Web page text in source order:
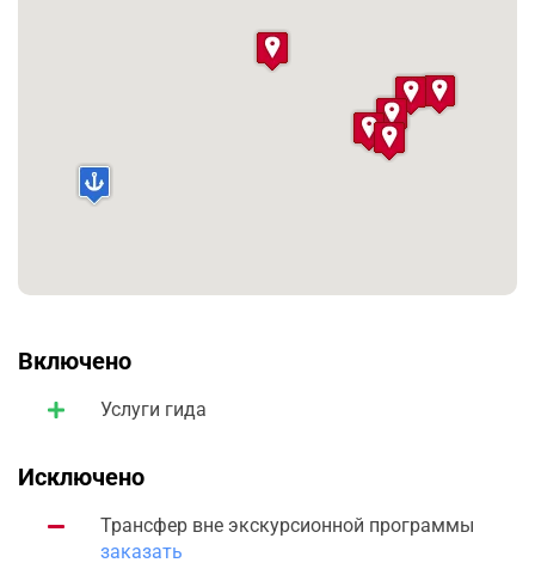
Включено
Услуги гида
Исключено
Трансфер вне экскурсионной программы
заказать